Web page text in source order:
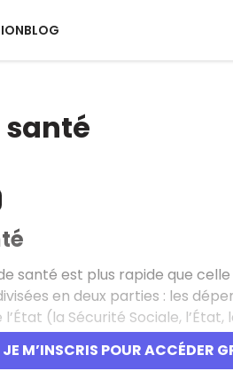
BLOG
santé
JE M’INSCRIS POUR ACCÉDER
santé est plus rapide que
en deux parties : les
(la Sécurité Sociale,
à la charge des ménages
de l’OCDE qui dépense le plus